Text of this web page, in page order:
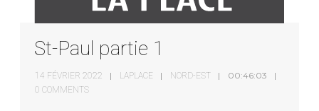
St-Paul partie 1
14 FÉVRIER 2022 LAPLACE NORD-EST 00:46:03
0 COMMENTS